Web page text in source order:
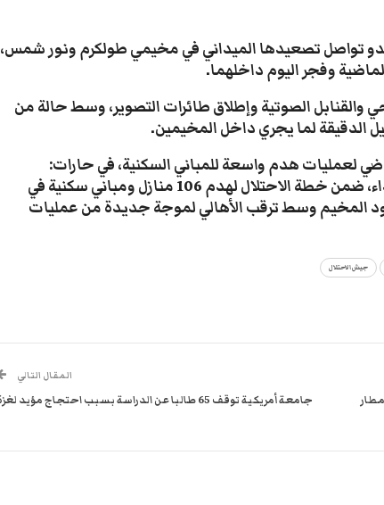
تواصل تصعيدها الميداني في مخيمي طولكرم ونور شمس،
وفجر اليوم داخلهما.
والقنابل الصوتية وإطلاق طائرات التصوير، وسط حالة من
الدقيقة لما يجري داخل المخيمين.
لعمليات هدم واسعة للمباني السكنية، في حارات:
المنشية، والمسلخ، والجامع، والعيادة، والشهداء، ضمن خطة الاحتلال لهدم 106 منازل ومباني سكنية في
المخيم وسط ترقب الأهالي لموجة جديدة من عمليات
جيش الاحتلال
المقال التالي
جامعة أمريكية توقف 65 طالبا عن الدراسة بسبب احتجاج مؤيد لغزة
27-يوليو- 2026
لفرض رسوم غير قانونية
27-يوليو- 2026